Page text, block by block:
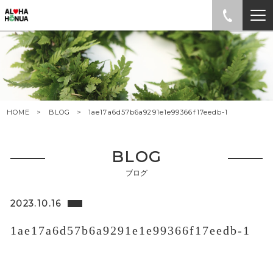
BLOG
ブログ
HOME BLOG 1ae17a6d57b6a9291e1e99366f17eedb-1
2023.10.16
1ae17a6d57b6a9291e1e99366f17eedb-1